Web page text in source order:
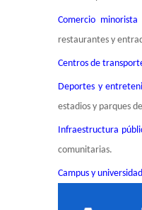
Comercio
restaurantes y
Centros de
Deportes y
estadios y parques
Infraestructura
comunitarias.
Campus y